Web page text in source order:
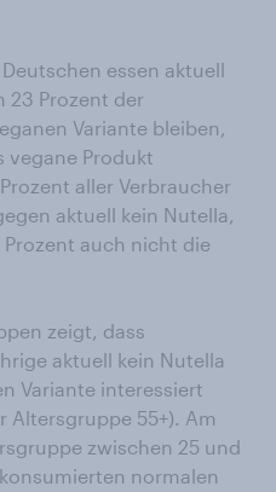
essen aktuell
23 Prozent der
Variante bleiben,
vegane Produkt
aller Verbraucher
aktuell kein Nutella,
auch nicht die
zeigt, dass
aktuell kein Nutella
Variante interessiert
Altersgruppe 55+). Am
zwischen 25 und
normalen